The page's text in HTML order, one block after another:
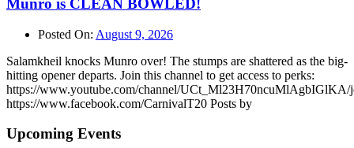
Munro is CLEAN BOWLED!
Posted On: August 9, 2026
Salamkheil knocks Munro over! The stumps are shattered as the big-
hitting opener departs. Join this channel to get access to perks:
https://www.youtube.com/channel/UCt_Ml23H70ncuMlAgbIGlKA/
https://www.facebook.com/CarnivalT20 Posts by
Upcoming Events